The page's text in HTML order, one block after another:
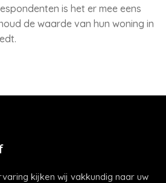
is het er mee eens
de waarde van hun woning in
kijken wij vakkundig naar uw